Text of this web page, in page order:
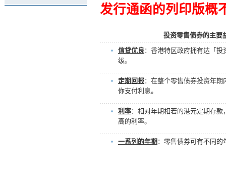
发行通函的列印版概
投资零售债券的主要
信贷优良 ：香港特区政府拥有达「
级。
定期回报：在整个零售债券投资年
你支付利息。
利率：相对年期相若的港元定期存
高的利率。
一系列的年期 ：零售债券可有不同的